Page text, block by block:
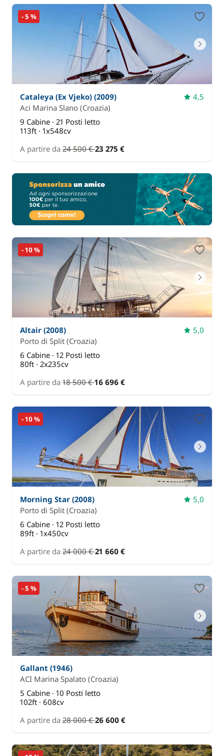
- 5 %
Cataleya (Ex Vjeko) (2009)
4,5
Aci Marina Slano (Croazia)
9 Cabine · 21 Posti letto
113ft · 1x548cv
A partire da 24 500 €23 275 €
- 10 %
Altair (2008)
5,0
Porto di Split (Croazia)
6 Cabine · 12 Posti letto
80ft · 2x235cv
A partire da 18 500 €16 696 €
- 10 %
Morning Star (2008)
5,0
Porto di Split (Croazia)
6 Cabine · 12 Posti letto
89ft · 1x450cv
A partire da 24 000 €21 660 €
- 5 %
Gallant (1946)
ACI Marina Spalato (Croazia)
5 Cabine · 10 Posti letto
102ft · 608cv
A partire da 28 000 €26 600 €